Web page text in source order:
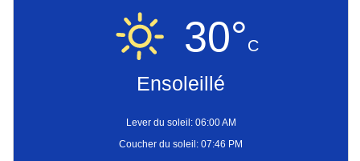
30°C
Ensoleillé
Lever du soleil: 06:00 AM
Coucher du soleil: 07:46 PM